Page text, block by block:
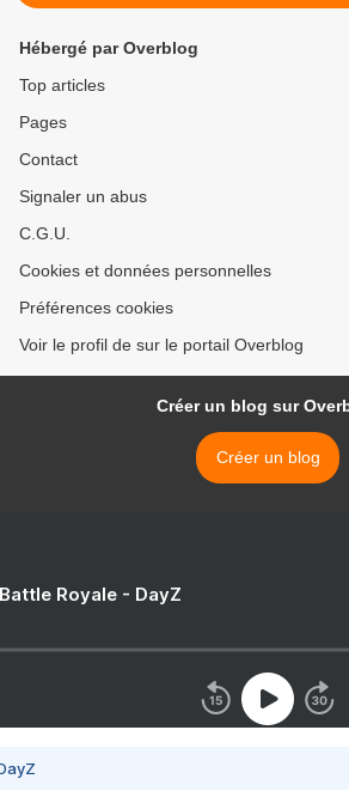
Hébergé par Overblog
Top articles
Pages
Contact
Signaler un abus
C.G.U.
Cookies et données personnelles
Préférences cookies
Voir le profil de sur le portail Overblog
Créer un blog sur
Créer un blog
Royale - DayZ